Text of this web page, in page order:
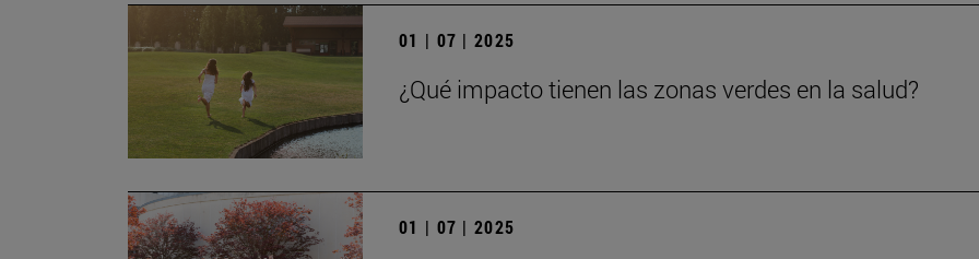
01 | 07 | 2025
¿Qué impacto tienen las zonas verdes en la salud?
01 | 07 | 2025